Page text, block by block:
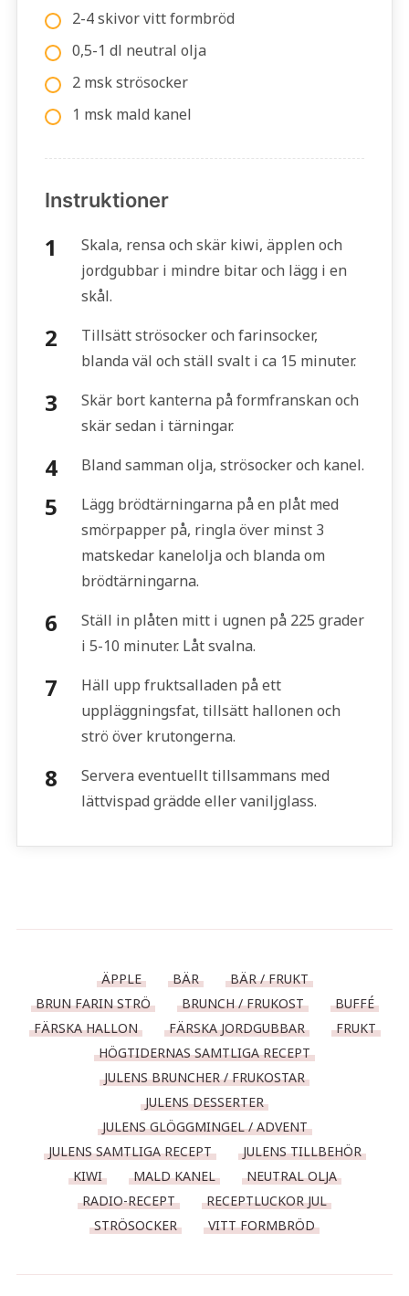
2-4 skivor vitt formbröd
0,5-1 dl neutral olja
2 msk strösocker
1 msk mald kanel
Instruktioner
Skala, rensa och skär kiwi, äpplen och
jordgubbar i mindre bitar och lägg i en
skål.
Tillsätt strösocker och farinsocker,
blanda väl och ställ svalt i ca 15 minuter.
Skär bort kanterna på formfranskan och
skär sedan i tärningar.
Bland samman olja, strösocker och kanel.
Lägg brödtärningarna på en plåt med
smörpapper på, ringla över minst 3
matskedar kanelolja och blanda om
brödtärningarna.
Ställ in plåten mitt i ugnen på 225 grader
i 5-10 minuter. Låt svalna.
Häll upp fruktsalladen på ett
uppläggningsfat, tillsätt hallonen och
strö över krutongerna.
Servera eventuellt tillsammans med
lättvispad grädde eller vaniljglass.
ÄPPLE BÄR
BÄR / FRUKT
BRUN FARIN STRÖ
BRUNCH / FRUKOST
BUFFÉ
FÄRSKA HALLON
FÄRSKA JORDGUBBAR
FRUKT
HÖGTIDERNAS SAMTLIGA RECEPT
JULENS BRUNCHER / FRUKOSTAR
JULENS DESSERTER
JULENS GLÖGGMINGEL / ADVENT
JULENS SAMTLIGA RECEPT
JULENS TILLBEHÖR
KIWI
MALD KANEL
NEUTRAL OLJA
RADIO-RECEPT
RECEPTLUCKOR JUL
STRÖSOCKER
VITT FORMBRÖD